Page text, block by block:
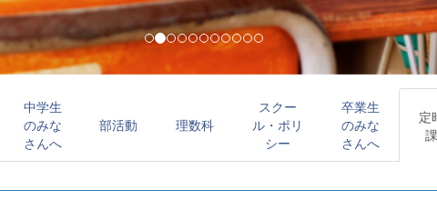
中学生
のみな
さんへ
部活動 理数科
スクー
ル・ポリ
シー
卒業生
のみな
さんへ
定